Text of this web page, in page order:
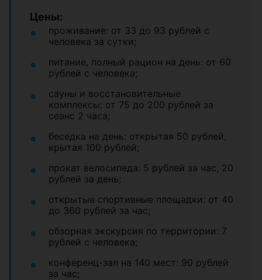
Цены:
проживание: от 33 до 93 рублей с
человека за сутки;
питание, полный рацион на день: от 60
рублей с человека;
сауны и восстановительные
комплексы: от 75 до 200 рублей за
сеанс 2 часа;
беседка на день: открытая 50 рублей,
крытая 100 рублей;
прокат велосипеда: 5 рублей за час, 20
рублей за день;
открытые спортивные площадки: от 40
до 360 рублей за час;
обзорная экскурсия по территории: 7
рублей с человека;
конференц-зал на 140 мест: 90 рублей
за час;